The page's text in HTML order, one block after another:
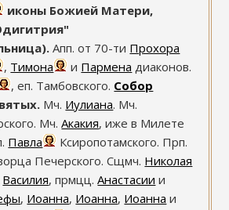
иконы Божией Матери,
Апп. от 70-тиПрохора
,Тимона иПарменадиаконов.
, еп. Тамбовского.Собор
Мч.Иулиана. Мч.
Мч.Акакия, иже в Милете
Павла
Ксиропотамского. Прп.
Печерского. Сщмч.Николая
Василия, прмцц.Анастасиии
,Иоанна,Иоанна,Иоаннаи